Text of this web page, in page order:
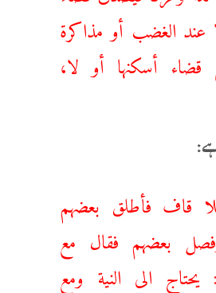
عند الغضب أو مذاكرة
قضاء أسكنها أو لا،
قاف فأطلق بعضهم
بعضهم فقال مع
يحتاج الى النية ومع